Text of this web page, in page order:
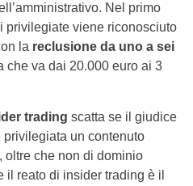
Nel primo
privilegiate viene riconosciuto
la reclusione da uno a sei
che va dai 20.000 euro ai 3
trading scatta se il giudice
privilegiata un contenuto
, oltre che non di dominio
il reato di insider trading è il